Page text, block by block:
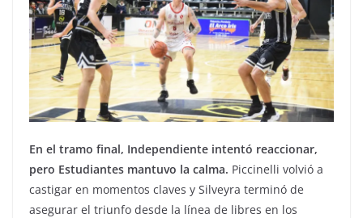
En el tramo final, Independiente intentó reaccionar,
pero Estudiantes mantuvo la calma. Piccinelli volvió a
castigar en momentos claves y Silveyra terminó de
asegurar el triunfo desde la línea de libres en los